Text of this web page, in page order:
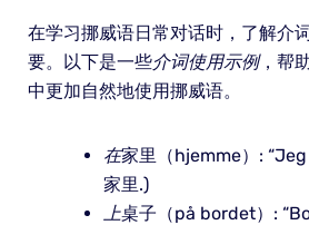
在学习挪威语日常对话时，了解介
要。以下是一些介词使用示例，帮
中更加自然地使用挪威语。
在家里（hjemme）:
家里.)
上桌子（på bordet）: